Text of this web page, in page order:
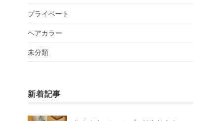
プライベート
ヘアカラー
未分類
新着記事